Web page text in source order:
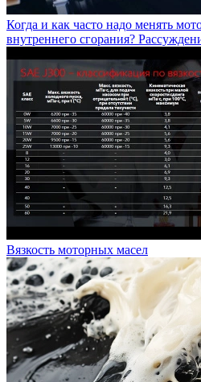
Когда и как часто надо менять
внутреннего сгорания?
Вязкость моторных масел